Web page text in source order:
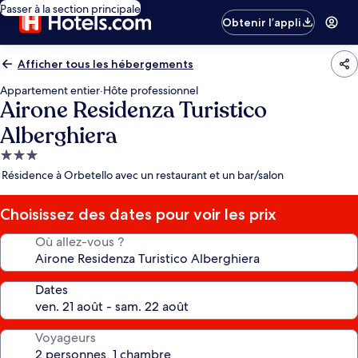
Passer à la section principale
Obtenir l’appli
Afficher tous les hébergements
Appartement entier·Hôte professionnel
Airone Residenza Turistico
Alberghiera
Hébergement
3.0 étoiles
Résidence à Orbetello avec un restaurant et un bar/salon
Choisissez des dates pour voir les prix
Où allez-vous ?
Dates
Voyageurs